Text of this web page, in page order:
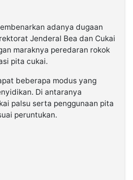
adanya dugaan
Jenderal Bea dan Cukai
maraknya peredaran rokok
pita cukai.
beberapa modus yang
Di antaranya
palsu serta penggunaan pita
peruntukan.